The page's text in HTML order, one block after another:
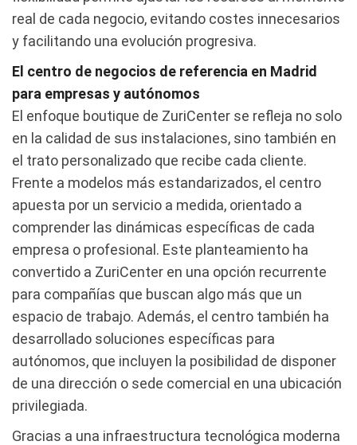
real de cada negocio, evitando costes innecesarios
y facilitando una evolución progresiva.
El centro de negocios de referencia en Madrid
para empresas y autónomos
El enfoque boutique de ZuriCenter se refleja no solo
en la calidad de sus instalaciones, sino también en
el trato personalizado que recibe cada cliente.
Frente a modelos más estandarizados, el centro
apuesta por un servicio a medida, orientado a
comprender las dinámicas específicas de cada
empresa o profesional. Este planteamiento ha
convertido a ZuriCenter en una opción recurrente
para compañías que buscan algo más que un
espacio de trabajo. Además, el centro también ha
desarrollado soluciones específicas para
autónomos, que incluyen la posibilidad de disponer
de una dirección o sede comercial en una ubicación
privilegiada.
Gracias a una infraestructura tecnológica moderna